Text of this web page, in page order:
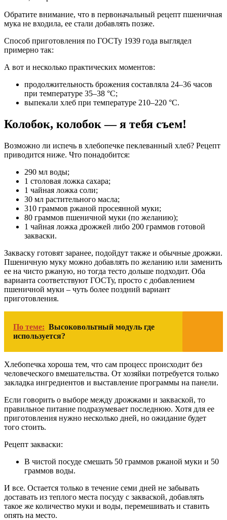
Обратите внимание, что в первоначальный рецепт пшеничная
мука не входила, ее стали добавлять позже.
Способ приготовления по ГОСТу 1939 года выглядел
примерно так:
А вот и несколько практических моментов:
продолжительность брожения составляла 24–36 часов
при температуре 35–38 °С;
выпекали хлеб при температуре 210–220 °С.
Колобок, колобок — я тебя съем!
Возможно ли испечь в хлебопечке пеклеванный хлеб? Рецепт
приводится ниже. Что понадобится:
290 мл воды;
1 столовая ложка сахара;
1 чайная ложка соли;
30 мл растительного масла;
310 граммов ржаной просеянной муки;
80 граммов пшеничной муки (по желанию);
1 чайная ложка дрожжей либо 200 граммов готовой
закваски.
Закваску готовят заранее, подойдут также и обычные дрожжи.
Пшеничную муку можно добавлять по желанию или заменить
ее на чисто ржаную, но тогда тесто дольше подходит. Оба
варианта соответствуют ГОСТу, просто с добавлением
пшеничной муки – чуть более поздний вариант
приготовления.
По теме: Высоковольтный модуль где
используется?
Хлебопечка хороша тем, что сам процесс происходит без
человеческого вмешательства. От хозяйки потребуется только
закладка ингредиентов и выставление программы на панели.
Если говорить о выборе между дрожжами и закваской, то
правильное питание подразумевает последнюю. Хотя для ее
приготовления нужно несколько дней, но ожидание будет
того стоить.
Рецепт закваски:
В чистой посуде смешать 50 граммов ржаной муки и 50
граммов воды.
И все. Остается только в течение семи дней не забывать
доставать из теплого места посуду с закваской, добавлять
такое же количество муки и воды, перемешивать и ставить
опять на место.